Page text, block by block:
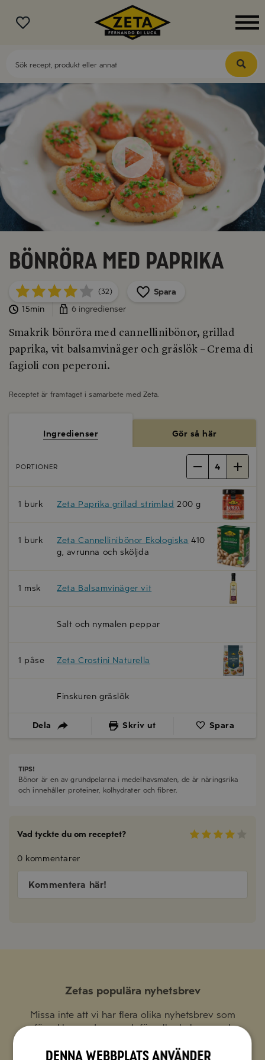
MENY
Bönröra med paprika
(32)
Spara
15min
6 ingredienser
Smakrik bönröra med cannellinibönor, grillad
paprika, vit balsamvinäger och gräslök – Crema di
fagioli con peperoni.
Receptet är framtaget i samarbete med Zeta.
Ingredienser Gör så här
PORTIONER 4
1 burk Zeta Paprika grillad strimlad 200 g
1 burk Zeta Cannellinibönor Ekologiska 410
g, avrunna och sköljda
1 msk Zeta Balsamvinäger vit
Salt och nymalen peppar
1 påse Zeta Crostini Naturella
Finskuren gräslök
Dela Skriv ut Spara
TIPS!
Bönor är en av grundpelarna i medelhavsmaten, de är näringsrika
och innehåller proteiner, kolhydrater och fibrer.
Vad tyckte du om receptet?
0 kommentarer
Kommentera här!
Zetas populära nyhetsbrev
Missa inte att vi har flera olika nyhetsbrev som
förenklar vardagen och förgyller helgen med
Denna webbplats använder